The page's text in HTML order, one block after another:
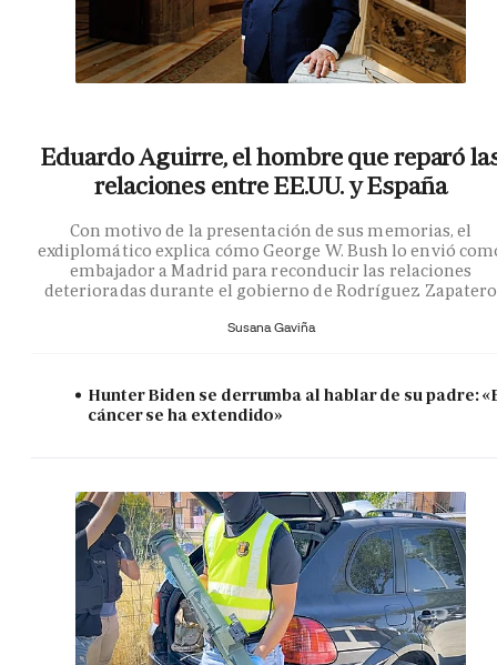
Eduardo Aguirre, el hombre que reparó
relaciones entre EE.UU. y España
Con motivo de la presentación de sus memorias, el
exdiplomático explica cómo George W. Bush lo envió
embajador a Madrid para reconducir las relaciones
deterioradas durante el gobierno de Rodríguez Zapatero
Susana Gaviña
Hunter Biden se derrumba al hablar de su padre:
cáncer se ha extendido»